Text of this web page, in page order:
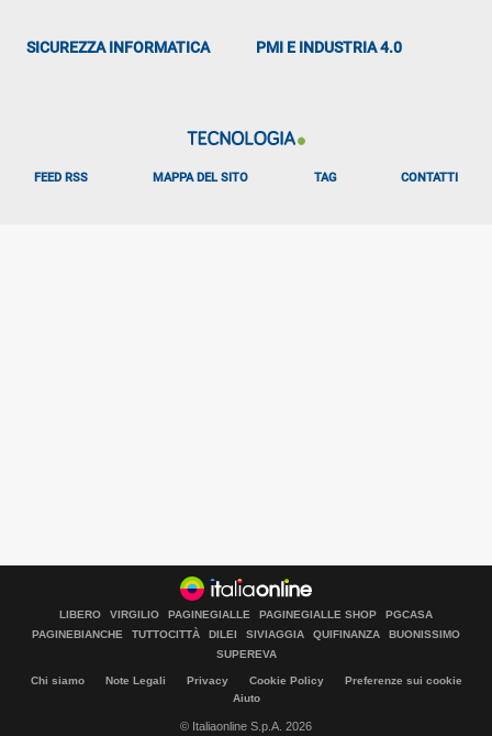
SICUREZZA INFORMATICA PMI E INDUSTRIA 4.0
FEED RSS MAPPA DEL SITO TAG CONTATTI
LIBERO VIRGILIO PAGINEGIALLE PAGINEGIALLE SHOP
PGCASA
PAGINEBIANCHE
TUTTOCITTÀ DILEI SIVIAGGIA QUIFINANZA
BUONISSIMO
SUPEREVA
Chi siamo Note Legali Privacy Cookie Policy
Preferenze sui cookie
Aiuto
© Italiaonline S.p.A. 2026